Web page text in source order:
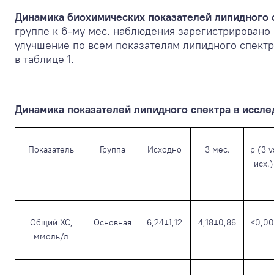
Динамика биохимических показателей липидного
группе к 6-му мес. наблюдения зарегистрировано
улучшение по всем показателям липидного
в таблице 1.
Динамика показателей липидного спектра в
Показатель Группа Исходно 3 мес.
p (3
исх.)
Общий ХС,
ммоль/л
Основная 6,24±1,12 4,18±0,86